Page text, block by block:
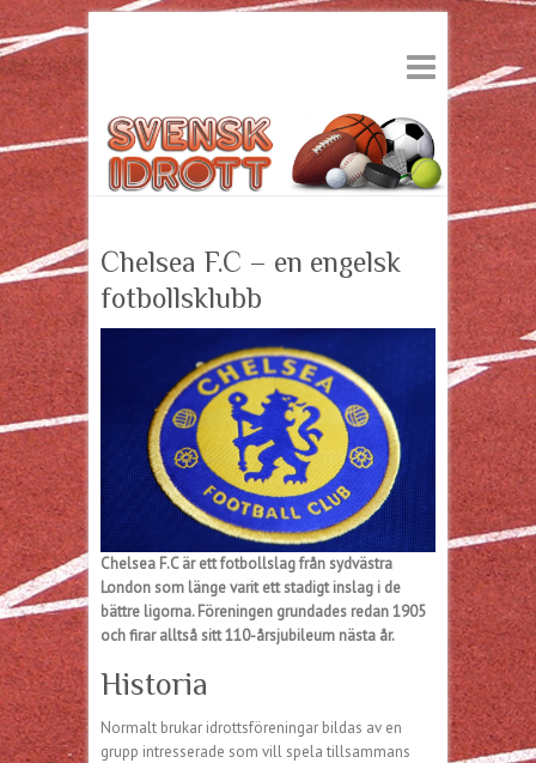
Chelsea F.C – en engelsk
fotbollsklubb
Chelsea F.C är ett fotbollslag från sydvästra
London som länge varit ett stadigt inslag i de
bättre ligorna. Föreningen grundades redan 1905
och firar alltså sitt 110-årsjubileum nästa år.
Historia
Normalt brukar idrottsföreningar bildas av en
grupp intresserade som vill spela tillsammans